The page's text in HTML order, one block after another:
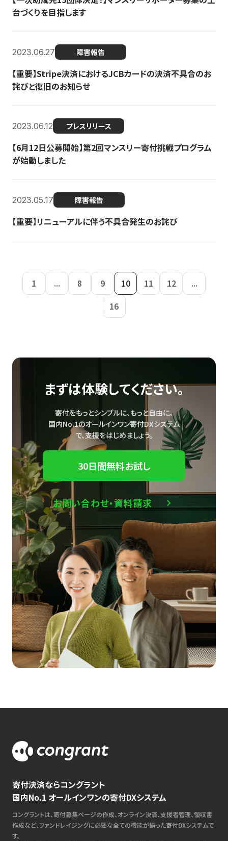
台づくりを目指します
2023.06.27 障害報告
【重要】Stripe決済におけるJCBカードの決済不具合のお
詫びと復旧のお知らせ
2023.06.12 プレスリリース
【6月12日公募開始】第2回マンスリー寄付挑戦プログラム
が始動しました
2023.05.17 障害報告
【重要】リニューアルに伴う不具合発生のお詫び
1 ... 8 9 10 11 12
...
16
まずは体験してください。
寄付をもっとシンプルに、もっと自由に。
国内No.1のオールインワン寄付DXシステム
で、支援をはじめましょう。
30日間無料お試し
お問い合わせ・資料請求
寄付決済ならコングラント
国内No.1 オールインワンの寄付DXシステム
コングラントは、寄付募集ページの作成、オンライン決済、支援者管理、領収書
作成など、ファンドレイジングに必要な全ての機能が揃った寄付DXシステムで
す。